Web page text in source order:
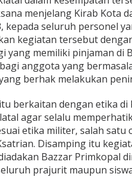
menjelang Kirab Kota
kepada seluruh personel
kegiatan tersebut
yang memiliki pinjaman di
anggota yang
berhak melakukan
berkaitan dengan etika
agar selalu
etika militer, salah
Disamping itu
Bazzar Primkopal
prajurit maupun